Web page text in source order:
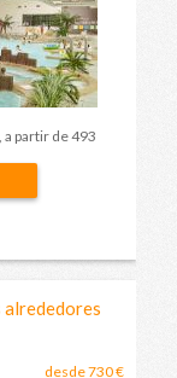
partir de 493
alrededores
desde 730 €